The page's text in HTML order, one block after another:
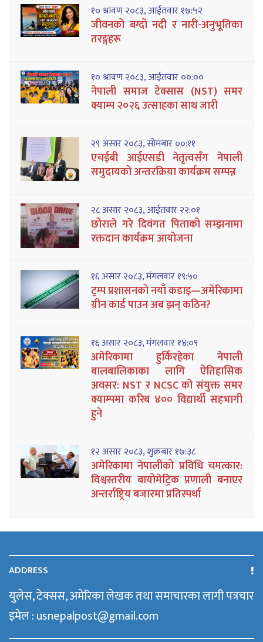
१० श्रावण २०८३, आईतवार १७:५२
जीवनको बग्दो नदी र नारी-अनुभूतिका
तरङ्गहरू
१० श्रावण २०८३, आईतवार ००:००
नेपाली समाज टेक्सास (NST) समर
क्याम्प २०२६ उत्साहका साथ जारी
२९ असार २०८३, सोमबार ००:११
एचईबी आईएसडी नेतृत्वसँग नेपाली
समुदायको अन्तरक्रिया कार्यक्रम सम्पन्न
२८ असार २०८३, आईतवार २२:०१
छोराले गरे दिवंगत पिताको सम्झनामा
रक्तदान कार्यक्रम आयोजना
१६ असार २०८३, मंगलवार १९:५०
ट्रम्प प्रशासनको नयाँ कडाइ—अमेरिकामा
ग्रीन कार्ड पाउन अब झन् कठिन?
१६ असार २०८३, मंगलवार १४:०९
अमेरिकामा हुर्किरहेका नेपाली
बालबालिकाका लागि ऐतिहासिक
अवसर: NST र NCSC को संयुक्त समर
क्याम्पमा करिब ४०० विद्यार्थी सहभागी
हुने
१२ असार २०८३, शुक्रबार १७:३८
अमेरिकामा नेपालीको प्रविधि चमत्कार:
विश्वस्तरीय बायोमेट्रिक प्रणाली बनाएर
अन्तर्राष्ट्रिय बजारमा प्रतिस्पर्धा
ADDRESS
युलेस, टेक्सस, अमेरिका लेखक तथा समाचारका लागी पत्रचार
इमेल : usnepalpost@gmail.com